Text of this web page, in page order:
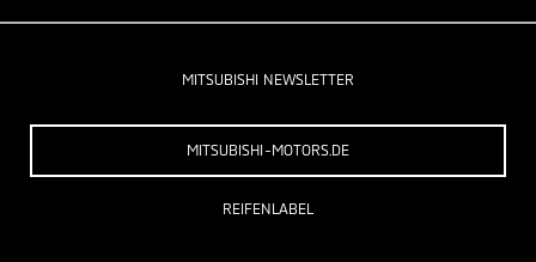
MITSUBISHI NEWSLETTER
MITSUBISHI-MOTORS.DE
REIFENLABEL